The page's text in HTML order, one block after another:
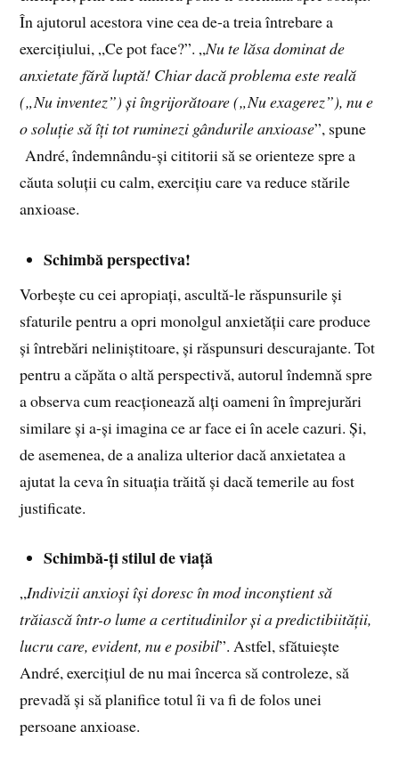
În ajutorul acestora vine cea de-a treia întrebare a
exercițiului, „Ce pot face?”. „Nu te lăsa dominat de
anxietate fără luptă! Chiar dacă problema este reală
(„Nu inventez”) și îngrijorătoare („Nu exagerez”), nu e
o soluție să îți tot ruminezi gândurile anxioase”, spune
André, îndemnându-și cititorii să se orienteze spre a
căuta soluții cu calm, exercițiu care va reduce stările
anxioase.
Schimbă perspectiva!
Vorbește cu cei apropiați, ascultă-le răspunsurile și
sfaturile pentru a opri monolgul anxietății care produce
și întrebări neliniștitoare, și răspunsuri descurajante. Tot
pentru a căpăta o altă perspectivă, autorul îndemnă spre
a observa cum reacționează alți oameni în împrejurări
similare și a-și imagina ce ar face ei în acele cazuri. Și,
de asemenea, de a analiza ulterior dacă anxietatea a
ajutat la ceva în situația trăită și dacă temerile au fost
justificate.
Schimbă-ți stilul de viață
„Indivizii anxioși își doresc în mod inconștient să
trăiască într-o lume a certitudinilor și a predictibiității,
lucru care, evident, nu e posibil”. Astfel, sfătuiește
André, exercițiul de nu mai încerca să controleze, să
prevadă și să planifice totul îi va fi de folos unei
persoane anxioase.